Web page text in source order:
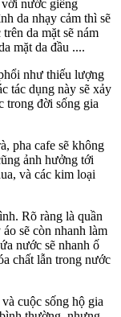
nước giếng
da nhạy cảm thì sẽ
da mặt sẽ nám
mặt da đầu ....
như thiếu lượng
tác dụng này sẽ xảy
trong đời sống gia
pha cafe sẽ không
ảnh hưởng tới
và các kim loại
Rõ ràng là quần
sẽ còn nhanh làm
nước sẽ nhanh ố
chất lẫn trong nước
cuộc sống hộ gia